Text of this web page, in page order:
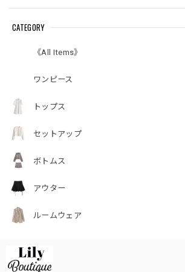
CATEGORY
《All Items》
ワンピース
トップス
セットアップ
ボトムス
アウター
ルームウェア